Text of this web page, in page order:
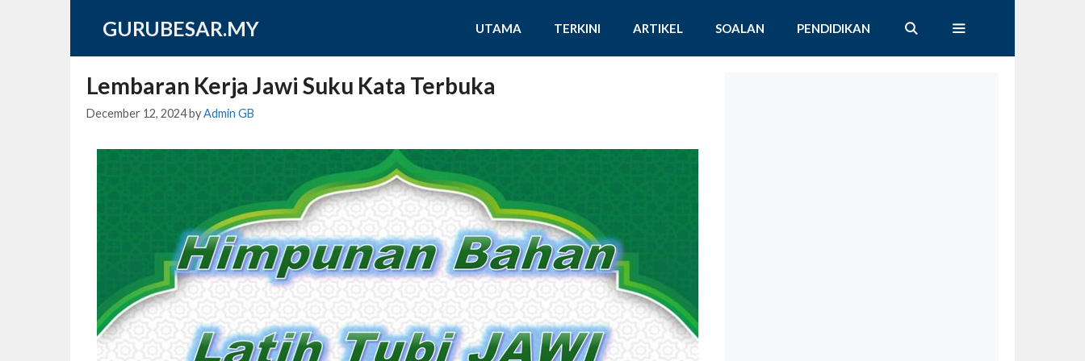
GURUBESAR.MY UTAMA TERKINI ARTIKEL SOALAN PENDIDIKAN
Lembaran Kerja Jawi Suku Kata Terbuka
December 12, 2024byAdmin GB